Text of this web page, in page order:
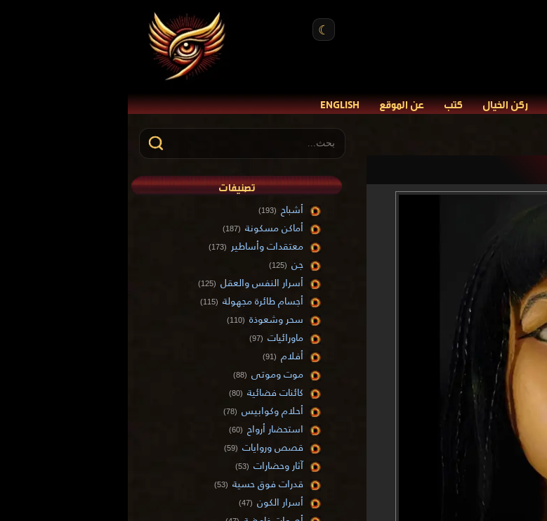
☾
ركن الخيال كتب عن الموقع ENGLISH
تصنيفات
أشباح (193)
أماكن مسكونة (187)
معتقدات وأساطير (173)
جن (125)
أسرار النفس والعقل (125)
أجسام طائرة مجهولة (115)
سحر وشعوذة (110)
ماورائيات (97)
أفلام (91)
موت وموتى (88)
كائنات فضائية (80)
أحلام وكوابيس (78)
استحضار أرواح (60)
قصص وروايات (59)
آثار وحضارات (53)
قدرات فوق حسية (53)
أسرار الكون (47)